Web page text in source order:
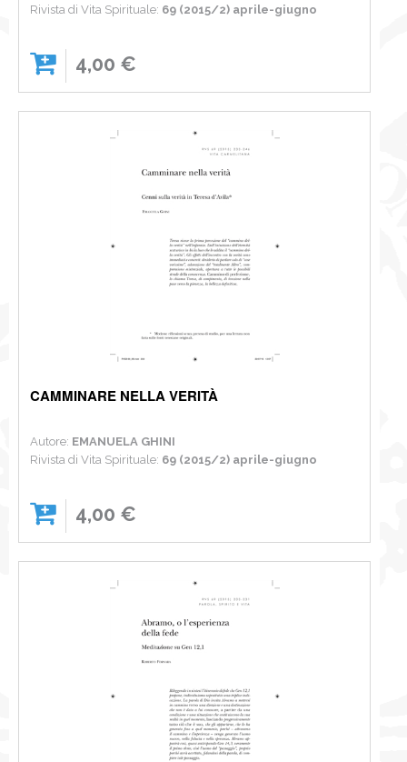
Rivista di Vita Spirituale: 69 (2015/2) aprile-giugno
4,00 €
CAMMINARE NELLA VERITÀ
Autore: EMANUELA GHINI
Rivista di Vita Spirituale: 69 (2015/2) aprile-giugno
4,00 €